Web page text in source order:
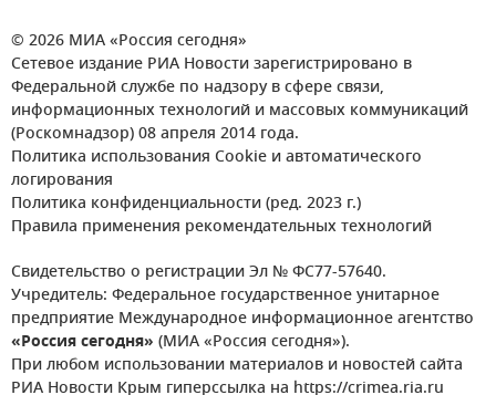
© 2026 МИА «Россия сегодня»
Сетевое издание РИА Новости зарегистрировано в
Федеральной службе по надзору в сфере связи,
информационных технологий и массовых коммуникаций
(Роскомнадзор) 08 апреля 2014 года.
Политика использования Cookie и автоматического
логирования
Политика конфиденциальности (ред. 2023 г.)
Правила применения рекомендательных технологий
Свидетельство о регистрации Эл № ФС77-57640.
Учредитель: Федеральное государственное унитарное
предприятие Международное информационное агентство
«Россия сегодня» (МИА «Россия сегодня»).
При любом использовании материалов и новостей сайта
РИА Новости Крым гиперссылка на https://crimea.ria.ru